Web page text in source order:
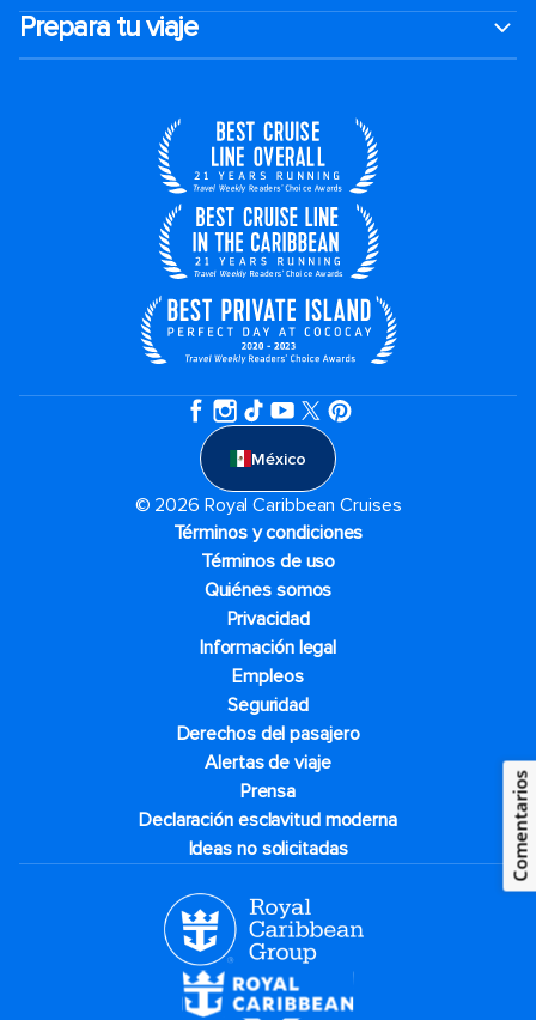
Prepara tu viaje
México
© 2026 Royal Caribbean Cruises
Términos y condiciones
Términos de uso
Quiénes somos
Privacidad
Información legal
Empleos
Seguridad
Derechos del pasajero
Alertas de viaje
Prensa
Declaración esclavitud moderna
Ideas no solicitadas
Comentarios